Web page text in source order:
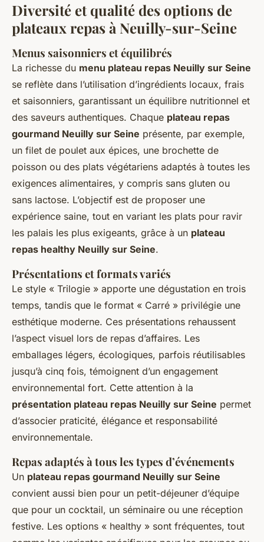
Diversité et qualité des options de
plateaux repas à Neuilly-sur-Seine
Menus saisonniers et équilibrés
La richesse du menu plateau repas Neuilly sur Seine
se reflète dans l’utilisation d’ingrédients locaux, frais
et saisonniers, garantissant un équilibre nutritionnel et
des saveurs authentiques. Chaque plateau repas
gourmand Neuilly sur Seine présente, par exemple,
un filet de poulet aux épices, une brochette de
poisson ou des plats végétariens adaptés à toutes les
exigences alimentaires, y compris sans gluten ou
sans lactose. L’objectif est de proposer une
expérience saine, tout en variant les plats pour ravir
les palais les plus exigeants, grâce à un plateau
repas healthy Neuilly sur Seine.
Présentations et formats variés
Le style « Trilogie » apporte une dégustation en trois
temps, tandis que le format « Carré » privilégie une
esthétique moderne. Ces présentations rehaussent
l’aspect visuel lors de repas d’affaires. Les
emballages légers, écologiques, parfois réutilisables
jusqu’à cinq fois, témoignent d’un engagement
environnemental fort. Cette attention à la
présentation plateau repas Neuilly sur Seine permet
d’associer praticité, élégance et responsabilité
environnementale.
Repas adaptés à tous les types d’événements
Un plateau repas gourmand Neuilly sur Seine
convient aussi bien pour un petit-déjeuner d’équipe
que pour un cocktail, un séminaire ou une réception
festive. Les options « healthy » sont fréquentes, tout